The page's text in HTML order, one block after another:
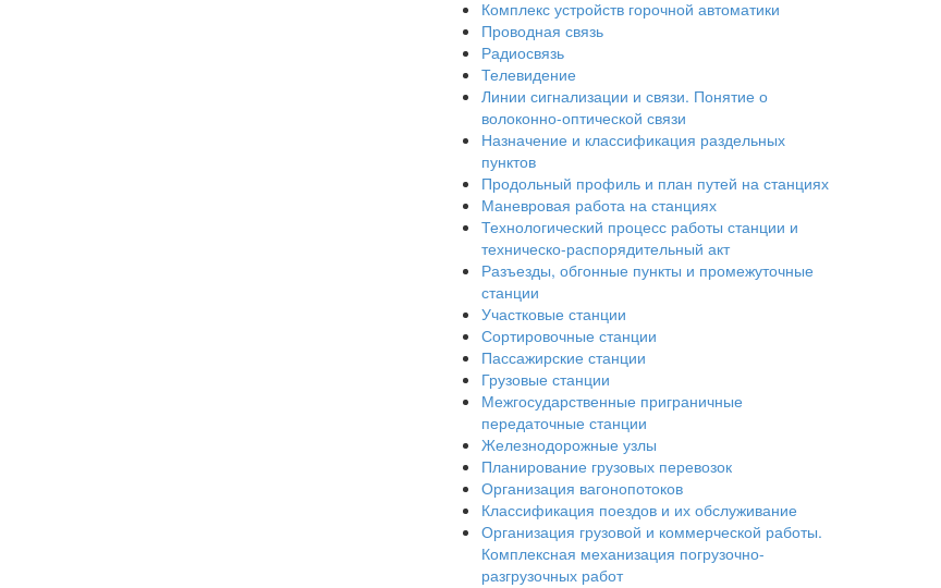
Комплекс устройств горочной автоматики
Проводная связь
Радиосвязь
Телевидение
Линии сигнализации и связи. Понятие о
волоконно-оптической связи
Назначение и классификация раздельных
пунктов
Продольный профиль и план путей на станциях
Маневровая работа на станциях
Технологический процесс работы станции и
техническо-распорядительный акт
Разъезды, обгонные пункты и промежуточные
станции
Участковые станции
Сортировочные станции
Пассажирские станции
Грузовые станции
Межгосударственные приграничные
передаточные станции
Железнодорожные узлы
Планирование грузовых перевозок
Организация вагонопотоков
Классификация поездов и их обслуживание
Организация грузовой и коммерческой работы.
Комплексная механизация погрузочно-
разгрузочных работ